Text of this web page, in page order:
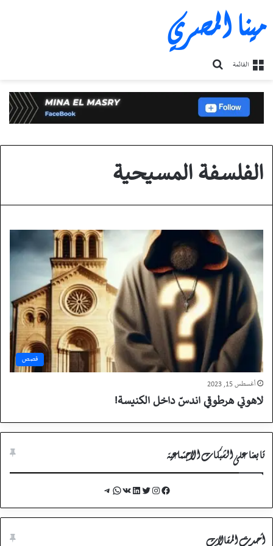
مينا المصري
القائمة
الفلسفة المسيحية
قصص
أغسطس 15, 2023
لاهوتي هرطوقي اندسّ داخل الكنيسة!
تابعنا على الشبكات الاجتماعية
Facebook
Instagram
Twitter
LinkedIn
VK
WhatsApp
Telegram
أحدث المقالات